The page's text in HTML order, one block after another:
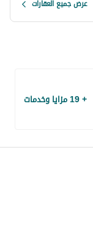
عرض جميع العقارات
+ 19 مزايا وخدمات